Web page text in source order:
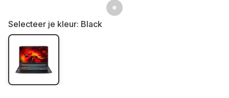
Selecteer je kleur: Black